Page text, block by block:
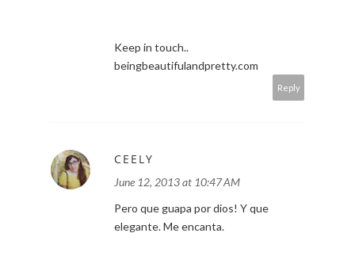
Keep in touch..
beingbeautifulandpretty.com
Reply
CEELY
June 12, 2013 at 10:47 AM
Pero que guapa por dios! Y que
elegante. Me encanta.